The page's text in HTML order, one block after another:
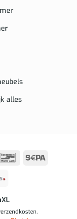
alles
BancontactSepa